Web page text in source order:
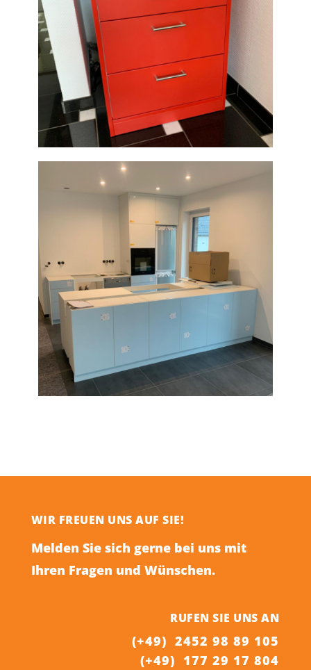
WIR FREUEN UNS AUF SIE!
Melden Sie sich gerne bei uns mit
Ihren Fragen und Wünschen.
RUFEN SIE UNS AN
(+49) 2452 98 89 105
(+49) 177 29 17 804